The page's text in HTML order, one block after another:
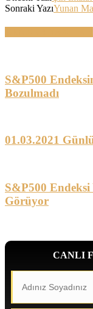
Sonraki YazıYunan
S&P500
Bozulmadı
01.03.2021
S&P500 Endeksi
Görüyor
CANLI